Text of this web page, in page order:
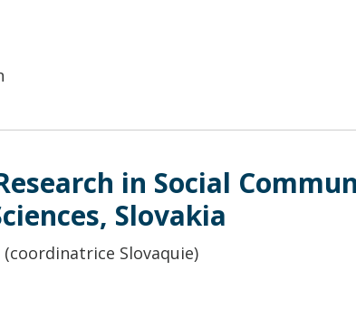
in Social
Slovakia
(coordinatrice Slovaquie)